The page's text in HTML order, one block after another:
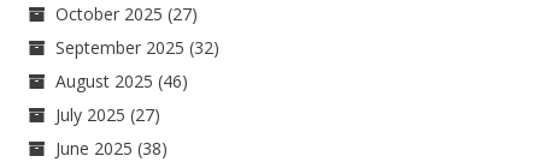
October 2025 (27)
September 2025 (32)
August 2025 (46)
July 2025 (27)
June 2025 (38)